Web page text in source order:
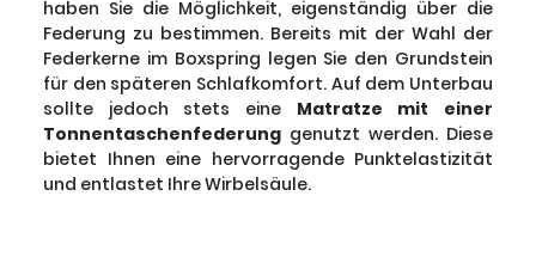
haben Sie die Möglichkeit, eigenständig über die
Federung zu bestimmen. Bereits mit der Wahl der
Federkerne im Boxspring legen Sie den Grundstein
für den späteren Schlafkomfort. Auf dem Unterbau
sollte jedoch stets eine Matratze mit einer
Tonnentaschenfederung genutzt werden. Diese
bietet Ihnen eine hervorragende Punktelastizität
und entlastet Ihre Wirbelsäule.